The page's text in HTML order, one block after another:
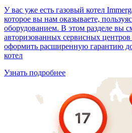
У вас уже есть газовый котел
которое вы нам оказываете,
оборудованием. В этом разделе вы
авторизованных сервисных центров
оформить расширенную гарантию
котел
Узнать подробнее